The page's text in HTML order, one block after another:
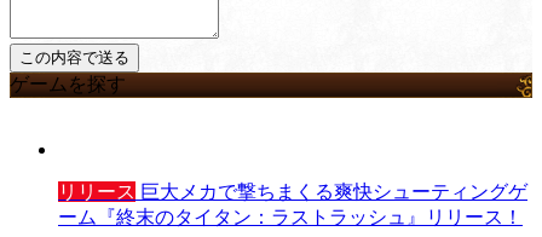
ゲームを探す
リリース 巨大メカで撃ちまくる爽快シューティングゲ
ーム『終末のタイタン：ラストラッシュ』リリース！